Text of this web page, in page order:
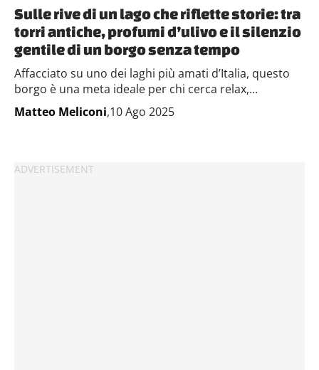
Sulle rive di un lago che riflette storie: tra
torri antiche, profumi d’ulivo e il silenzio
gentile di un borgo senza tempo
Affacciato su uno dei laghi più amati d’Italia, questo
borgo è una meta ideale per chi cerca relax,...
Matteo Meliconi,10 Ago 2025